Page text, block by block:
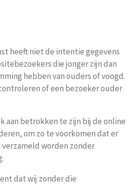
heeft niet de intentie gegevens
die jonger zijn dan
hebben van ouders of voogd.
of een bezoeker ouder
aan betrokken te zijn bij de online
om zo te voorkomen dat er
worden zonder
dat wij zonder die